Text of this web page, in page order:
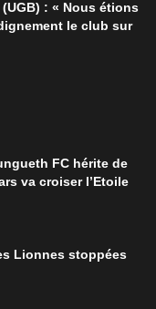
: « Nous étions
le club sur
FC hérite de
va croiser l’Etoile
Lionnes stoppées